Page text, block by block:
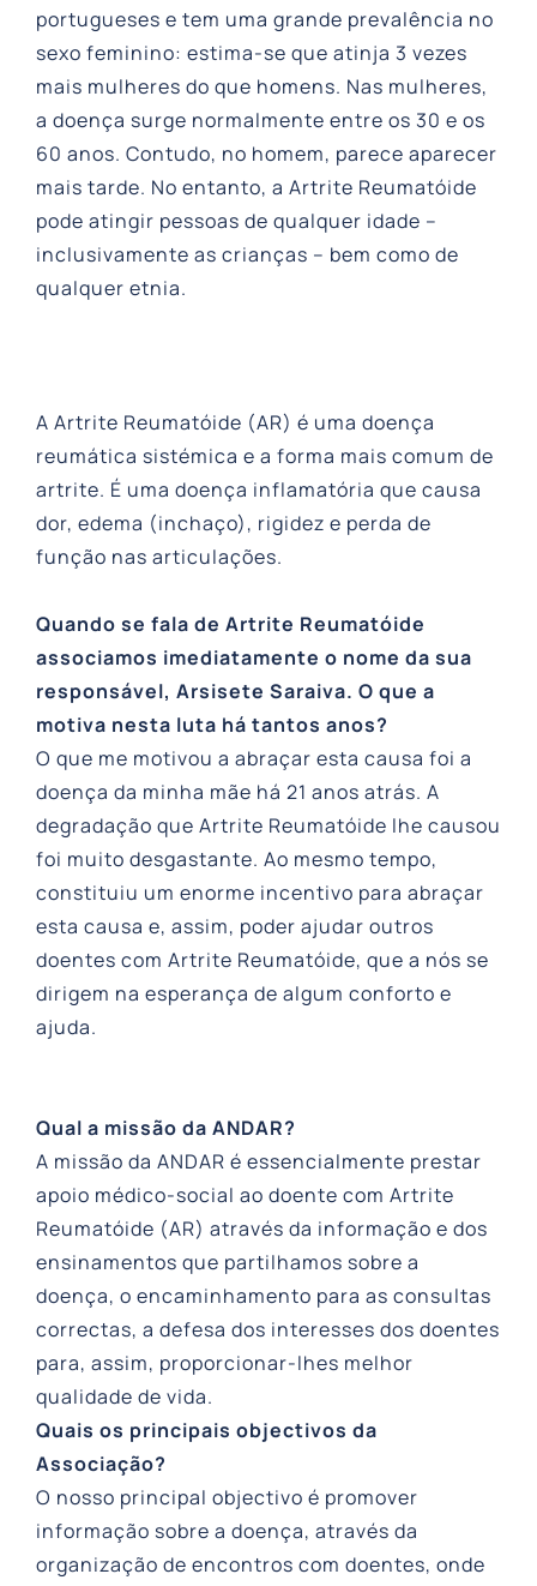
portugueses e tem uma grande prevalência no
sexo feminino: estima-se que atinja 3 vezes
mais mulheres do que homens. Nas mulheres,
a doença surge normalmente entre os 30 e os
60 anos. Contudo, no homem, parece aparecer
mais tarde. No entanto, a Artrite Reumatóide
pode atingir pessoas de qualquer idade –
inclusivamente as crianças – bem como de
qualquer etnia.
A Artrite Reumatóide (AR) é uma doença
reumática sistémica e a forma mais comum de
artrite. É uma doença inflamatória que causa
dor, edema (inchaço), rigidez e perda de
função nas articulações.
Quando se fala de Artrite Reumatóide
associamos imediatamente o nome da sua
responsável, Arsisete Saraiva. O que a
motiva nesta luta há tantos anos?
O que me motivou a abraçar esta causa foi a
doença da minha mãe há 21 anos atrás. A
degradação que Artrite Reumatóide lhe causou
foi muito desgastante. Ao mesmo tempo,
constituiu um enorme incentivo para abraçar
esta causa e, assim, poder ajudar outros
doentes com Artrite Reumatóide, que a nós se
dirigem na esperança de algum conforto e
ajuda.
Qual a missão da ANDAR?
A missão da ANDAR é essencialmente prestar
apoio médico-social ao doente com Artrite
Reumatóide (AR) através da informação e dos
ensinamentos que partilhamos sobre a
doença, o encaminhamento para as consultas
correctas, a defesa dos interesses dos doentes
para, assim, proporcionar-lhes melhor
qualidade de vida.
Quais os principais objectivos da
Associação?
O nosso principal objectivo é promover
informação sobre a doença, através da
organização de encontros com doentes, onde